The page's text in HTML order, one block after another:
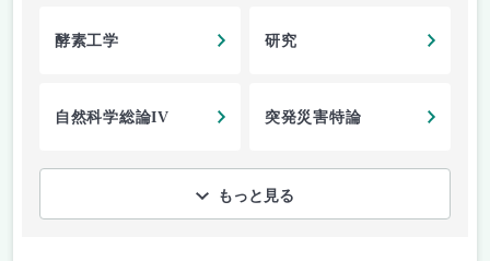
酵素工学 研究
自然科学総論IV 突発災害特論
もっと見る